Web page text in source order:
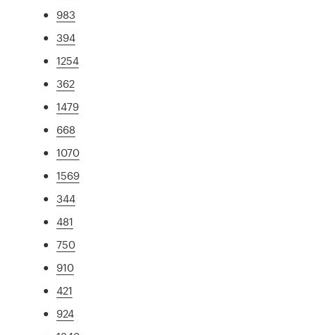
983
394
1254
362
1479
668
1070
1569
344
481
750
910
421
924